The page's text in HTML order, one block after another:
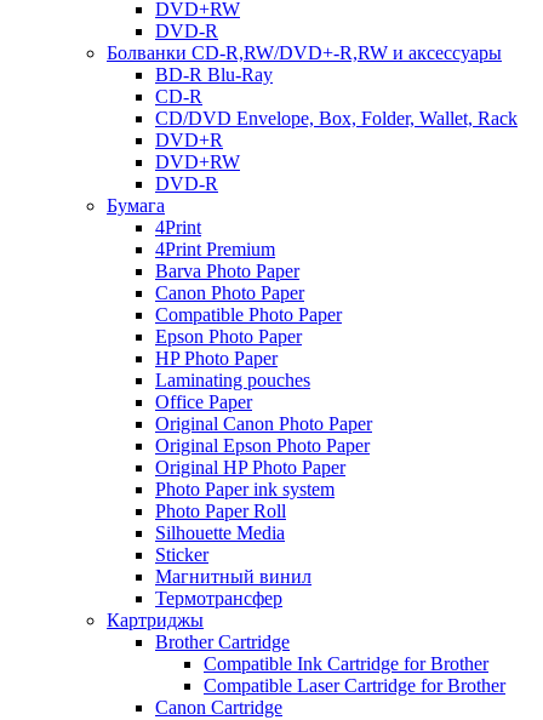
DVD+RW
DVD-R
Болванки CD-R,RW/DVD+-R,RW и аксессуары
BD-R Blu-Ray
CD-R
CD/DVD Envelope, Box, Folder, Wallet, Rack
DVD+R
DVD+RW
DVD-R
Бумага
4Print
4Print Premium
Barva Photo Paper
Canon Photo Paper
Compatible Photo Paper
Epson Photo Paper
HP Photo Paper
Laminating pouches
Office Paper
Original Canon Photo Paper
Original Epson Photo Paper
Original HP Photo Paper
Photo Paper ink system
Photo Paper Roll
Silhouette Media
Sticker
Магнитный винил
Термотрансфер
Картриджы
Brother Cartridge
Compatible Ink Cartridge for Brother
Compatible Laser Cartridge for Brother
Canon Cartridge